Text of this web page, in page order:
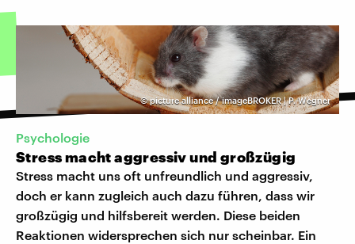
©picture alliance / imageBROKER | P. Wegner
Psychologie
Stress macht aggressiv und großzügig
Stress macht uns oft unfreundlich und aggressiv,
doch er kann zugleich auch dazu führen, dass wir
großzügig und hilfsbereit werden. Diese beiden
Reaktionen widersprechen sich nur scheinbar. Ein